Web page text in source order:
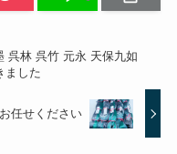
呉林 呉竹 元永 天保九如
ました
任せください